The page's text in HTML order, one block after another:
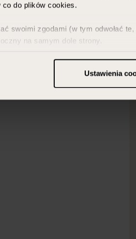
co do plików cookies.
swoimi zgodami (w tym odwołać
na samym dole strony.
Ustawienia